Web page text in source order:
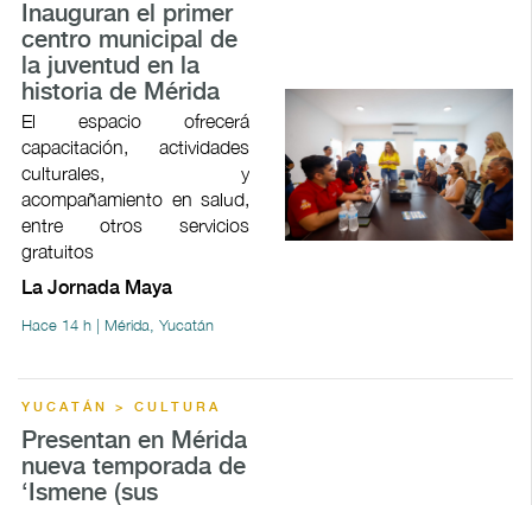
Inauguran el primer
centro municipal de
la juventud en la
historia de Mérida
El espacio ofrecerá
capacitación, actividades
culturales, y
acompañamiento en salud,
entre otros servicios
gratuitos
La Jornada Maya
Hace 14 h | Mérida, Yucatán
YUCATÁN > CULTURA
Presentan en Mérida
nueva temporada de
‘Ismene (sus